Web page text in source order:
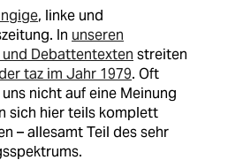
, linke und
In unseren
Debattentexten streiten
taz im Jahr 1979. Oft
nicht auf eine Meinung
sich hier teils komplett
– allesamt Teil des sehr